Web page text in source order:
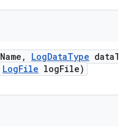
Name , LogDataType data
LogFile logFile)